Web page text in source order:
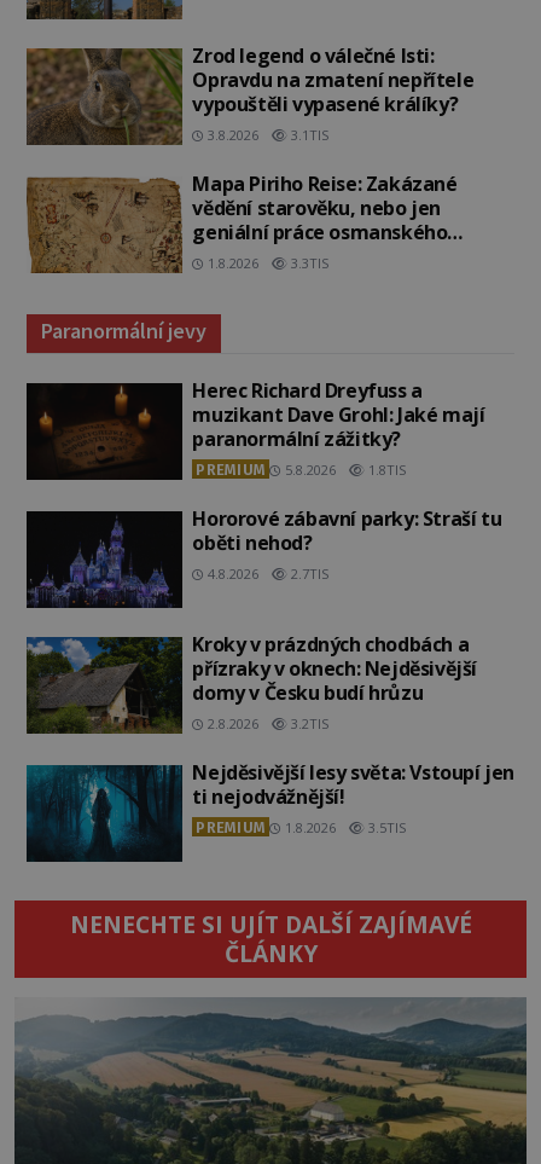
Zrod legend o válečné lsti:
Opravdu na zmatení nepřítele
vypouštěli vypasené králíky?
3.8.2026 3.1TIS
Mapa Piriho Reise: Zakázané
vědění starověku, nebo jen
geniální práce osmanského
admirála?
1.8.2026 3.3TIS
Paranormální jevy
Herec Richard Dreyfuss a
muzikant Dave Grohl: Jaké mají
paranormální zážitky?
PREMIUM 5.8.2026 1.8TIS
Hororové zábavní parky: Straší tu
oběti nehod?
4.8.2026 2.7TIS
Kroky v prázdných chodbách a
přízraky v oknech: Nejděsivější
domy v Česku budí hrůzu
2.8.2026 3.2TIS
Nejděsivější lesy světa: Vstoupí jen
ti nejodvážnější!
PREMIUM 1.8.2026 3.5TIS
NENECHTE SI UJÍT DALŠÍ ZAJÍMAVÉ
ČLÁNKY